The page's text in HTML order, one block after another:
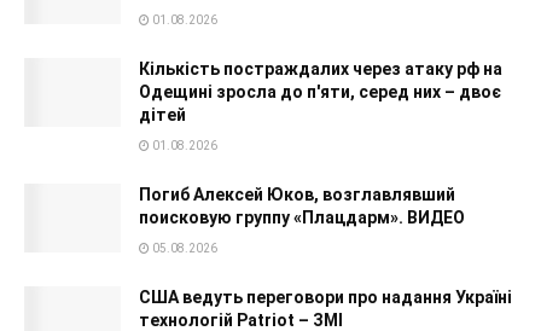
01.08.2026
Кількість постраждалих через атаку рф на
Одещині зросла до п'яти, серед них – двоє
дітей
01.08.2026
Погиб Алексей Юков, возглавлявший
поисковую группу «Плацдарм». ВИДЕО
05.08.2026
США ведуть переговори про надання Україні
технологій Patriot – ЗМІ